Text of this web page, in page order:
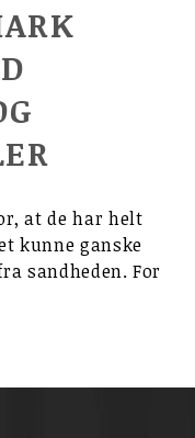
at de har helt
kunne ganske
sandheden. For